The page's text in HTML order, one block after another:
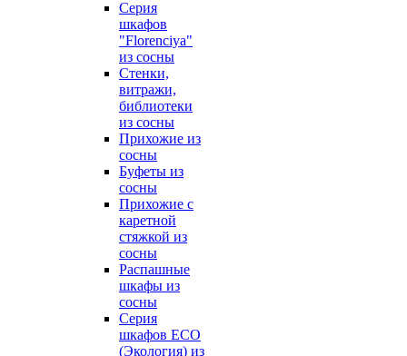
Серия
шкафов
"Florenciya"
из сосны
Стенки,
витражи,
библиотеки
из сосны
Прихожие из
сосны
Буфеты из
сосны
Прихожие с
каретной
стяжкой из
сосны
Распашные
шкафы из
сосны
Серия
шкафов ECO
(Экология) из